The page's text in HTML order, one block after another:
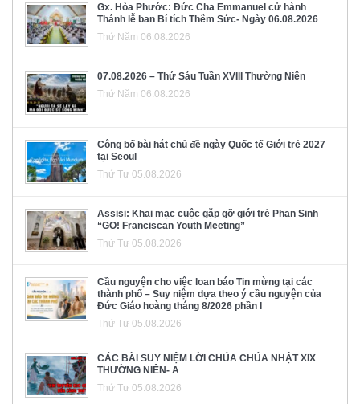
Gx. Hòa Phước: Đức Cha Emmanuel cử hành
Thánh lễ ban Bí tích Thêm Sức- Ngày 06.08.2026
Thứ Năm 06.08.2026
07.08.2026 – Thứ Sáu Tuần XVIII Thường Niên
Thứ Năm 06.08.2026
Công bố bài hát chủ đề ngày Quốc tế Giới trẻ 2027
tại Seoul
Thứ Tư 05.08.2026
Assisi: Khai mạc cuộc gặp gỡ giới trẻ Phan Sinh
“GO! Franciscan Youth Meeting”
Thứ Tư 05.08.2026
Cầu nguyện cho việc loan báo Tin mừng tại các
thành phố – Suy niệm dựa theo ý cầu nguyện của
Đức Giáo hoàng tháng 8/2026 phần I
Thứ Tư 05.08.2026
CÁC BÀI SUY NIỆM LỜI CHÚA CHÚA NHẬT XIX
THƯỜNG NIÊN- A
Thứ Tư 05.08.2026